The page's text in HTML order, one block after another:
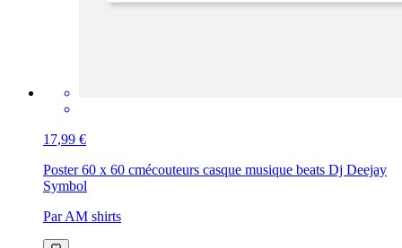
17,99 €
Poster 60 x 60 cmécouteurs casque musique beats Dj Deejay
Symbol
Par AM shirts